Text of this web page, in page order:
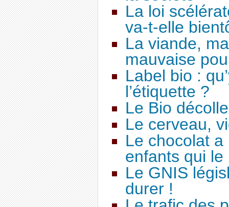
La loi
va-t-elle
La viande,
mauvaise
Label bio :
l’étiquette ?
Le Bio
Le cerveau,
Le chocolat
enfants qui le
Le GNIS
durer !